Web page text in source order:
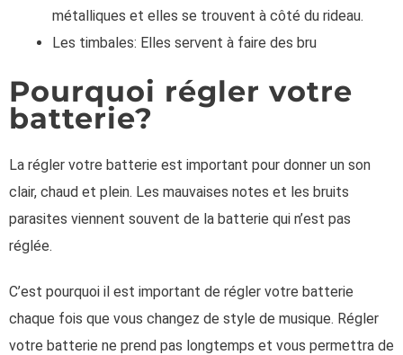
métalliques et elles se trouvent à côté du rideau.
Les timbales: Elles servent à faire des bru
Pourquoi régler votre
batterie?
La régler votre batterie est important pour donner un son
clair, chaud et plein. Les mauvaises notes et les bruits
parasites viennent souvent de la batterie qui n’est pas
réglée.
C’est pourquoi il est important de régler votre batterie
chaque fois que vous changez de style de musique. Régler
votre batterie ne prend pas longtemps et vous permettra de